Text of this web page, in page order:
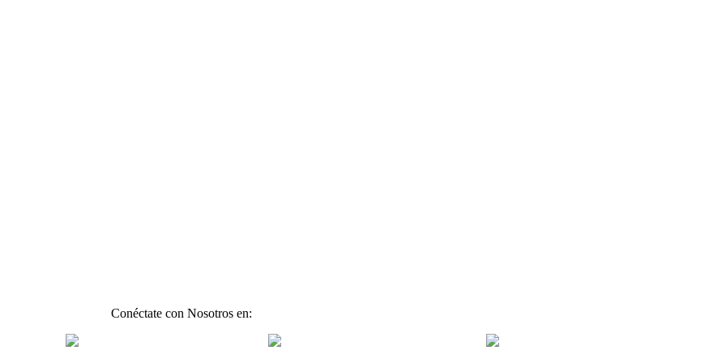
Conéctate con Nosotros en: